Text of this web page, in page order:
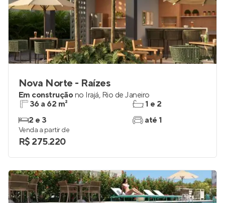
Nova Norte - Raízes
Em construçãono Irajá, Rio de Janeiro
36 a 62 m²
2 e 3
1 e 2
até 1
Venda a partir de
R$ 275.220